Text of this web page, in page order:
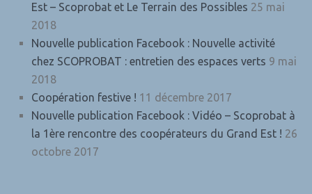
Est – Scoprobat et Le Terrain des Possibles 25 mai
2018
Nouvelle publication Facebook : Nouvelle activité
chez SCOPROBAT : entretien des espaces verts 9 mai
2018
Coopération festive ! 11 décembre 2017
Nouvelle publication Facebook : Vidéo – Scoprobat à
la 1ère rencontre des coopérateurs du Grand Est ! 26
octobre 2017